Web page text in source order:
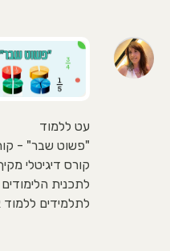
עט ללמוד
"פשוט שבר" -
קורס דיגיטלי
לתכנית
לתלמידים